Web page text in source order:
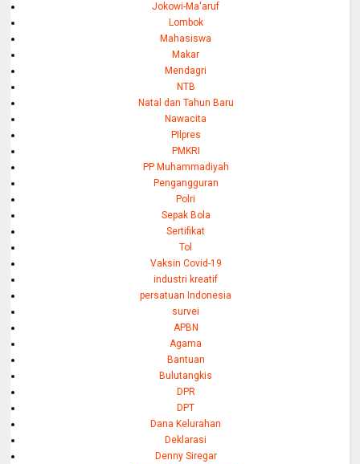
Jokowi-Ma'aruf
Lombok
Mahasiswa
Makar
Mendagri
NTB
Natal dan Tahun Baru
Nawacita
PIlpres
PMKRI
PP Muhammadiyah
Pengangguran
Polri
Sepak Bola
Sertifikat
Tol
Vaksin Covid-19
industri kreatif
persatuan Indonesia
survei
APBN
Agama
Bantuan
Bulutangkis
DPR
DPT
Dana Kelurahan
Deklarasi
Denny Siregar